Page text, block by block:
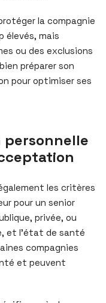
la compagnie
élevés, mais
ou des exclusions
préparer son
pour optimiser ses
les critères
pour un senior
privée, ou
et l’état de santé
compagnies
et peuvent